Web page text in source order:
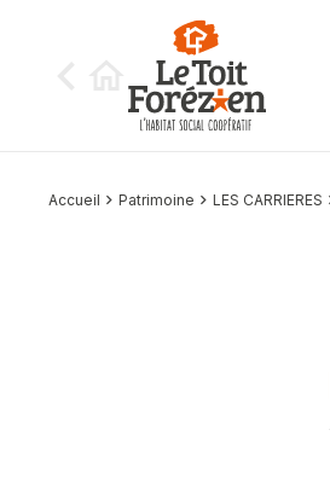
Accueil Patrimoine LES CARRIERES